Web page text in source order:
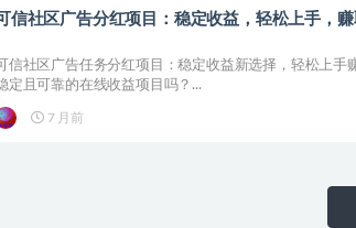
信社区广告分红项目：稳定收益，轻松上手，
信社区广告任务分红项目：稳定收益新选择，轻松上手
定且可靠的在线收益项目吗？...
7 月前